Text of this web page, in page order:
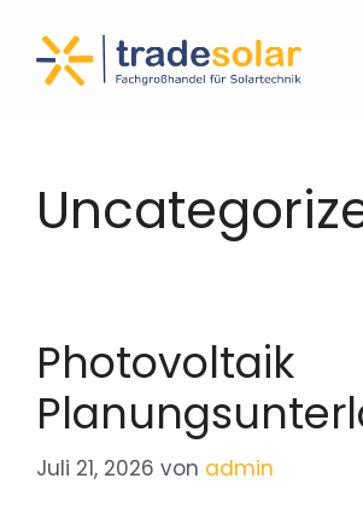
Photovoltaik
Juli 21, 2026 von admin